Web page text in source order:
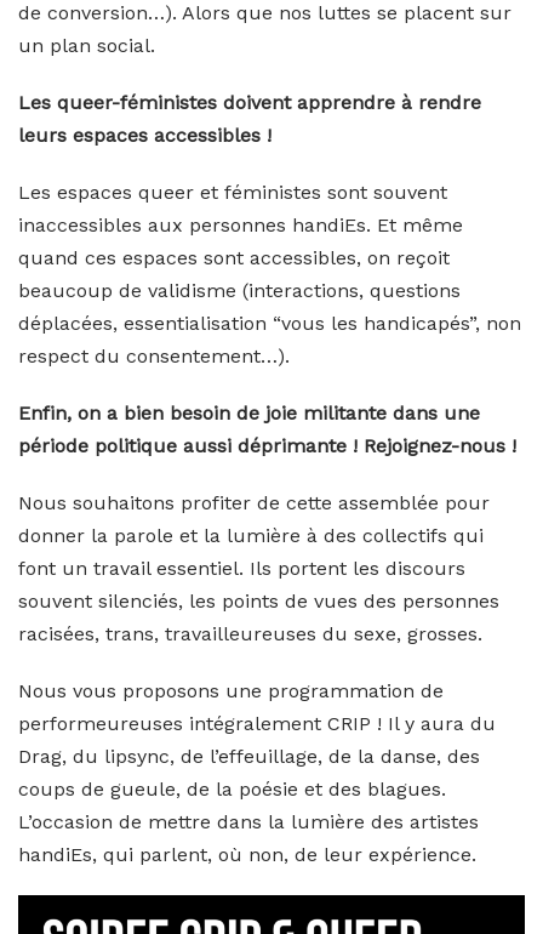
de conversion…). Alors que nos luttes se placent sur
un plan social.
Les queer-féministes doivent apprendre à rendre
leurs espaces accessibles !
Les espaces queer et féministes sont souvent
inaccessibles aux personnes handiEs. Et même
quand ces espaces sont accessibles, on reçoit
beaucoup de validisme (interactions, questions
déplacées, essentialisation “vous les handicapés”, non
respect du consentement…).
Enfin, on a bien besoin de joie militante dans une
période politique aussi déprimante ! Rejoignez-nous !
Nous souhaitons profiter de cette assemblée pour
donner la parole et la lumière à des collectifs qui
font un travail essentiel. Ils portent les discours
souvent silenciés, les points de vues des personnes
racisées, trans, travailleureuses du sexe, grosses.
Nous vous proposons une programmation de
performeureuses intégralement CRIP ! Il y aura du
Drag, du lipsync, de l’effeuillage, de la danse, des
coups de gueule, de la poésie et des blagues.
L’occasion de mettre dans la lumière des artistes
handiEs, qui parlent, où non, de leur expérience.